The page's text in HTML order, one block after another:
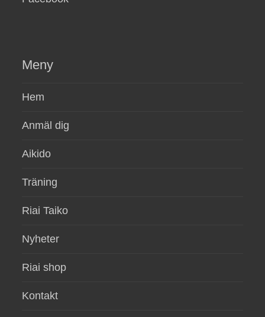
Meny
Hem
Anmäl dig
Aikido
Träning
Riai Taiko
Nyheter
Riai shop
Kontakt